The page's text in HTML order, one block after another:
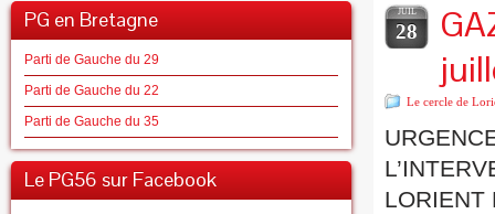
PG en Bretagne
Parti de Gauche du 29
Parti de Gauche du 22
Parti de Gauche du 35
Le PG56 sur Facebook
JUIL
28
Le cercle de
LORIENT